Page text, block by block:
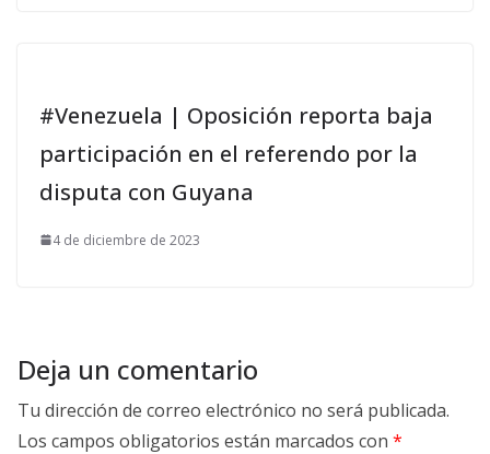
#Venezuela | Oposición reporta baja
participación en el referendo por la
disputa con Guyana
4 de diciembre de 2023
Deja un comentario
Tu dirección de correo electrónico no será publicada.
Los campos obligatorios están marcados con *